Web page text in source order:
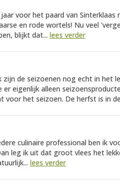
voor het paard van
en rode wortels! Nu veel
blijkt dat... lees verder
zijn de seizoenen nog echt in het
er eigenlijk alleen
voor het seizoen. De herfst is in
culinaire professional ben ik
leg ik uit dat groot vlees het
lees verder